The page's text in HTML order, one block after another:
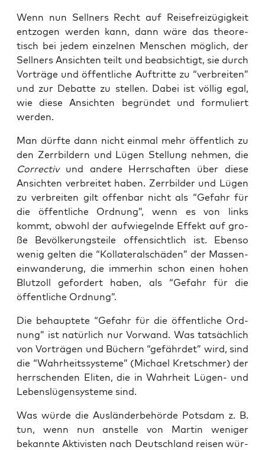
Wenn nun Sell­ners Recht auf Rei­se­frei­zü­gig­keit
ent­zo­gen wer­den kann, dann wäre das theo­re­
tisch bei jedem ein­zel­nen Men­schen mög­lich, der
Sell­ners Ansich­ten teilt und beab­sich­tigt, sie durch
Vor­trä­ge und öffent­li­che Auf­trit­te zu “ver­brei­ten”
und zur Debat­te zu stel­len. Dabei ist völ­lig egal,
wie die­se Ansich­ten begrün­det und for­mu­liert
werden.
Man dürf­te dann nicht ein­mal mehr öffent­lich zu
den Zerr­bil­dern und Lügen Stel­lung neh­men, die
Cor­rec­tivund ande­re Herr­schaf­ten über die­se
Ansich­ten ver­brei­tet haben. Zerr­bil­der und Lügen
zu ver­brei­ten gilt offen­bar nicht als “Gefahr für
die öffent­li­che Ord­nung”, wenn es von links
kommt, obwohl der auf­wie­geln­de Effekt auf gro­
ße Bevöl­ke­rungs­tei­le offen­sicht­lich ist. Eben­so
wenig gel­ten die “Kol­la­te­ral­schä­den” der Mas­sen­
ein­wan­de­rung, die immer­hin schon einen hohen
Blut­zoll gefor­dert haben, als “Gefahr für die
öffent­li­che Ordnung”.
Die behaup­te­te “Gefahr für die öffent­li­che Ord­
nung” ist natür­lich nur Vor­wand. Was tat­säch­lich
von Vor­trä­gen und Büchern “gefähr­det” wird, sind
die “Wahr­heits­sys­te­me” (Micha­el Kret­schmer) der
herr­schen­den Eli­ten, die in Wahr­heit Lügen- und
Lebens­lü­gen­sys­te­me sind.
Was wür­de die Aus­län­der­be­hör­de Pots­dam z. B.
tun, wenn nun anstel­le von Mar­tin weni­ger
bekann­te Akti­vis­ten nach Deutsch­land rei­sen wür­